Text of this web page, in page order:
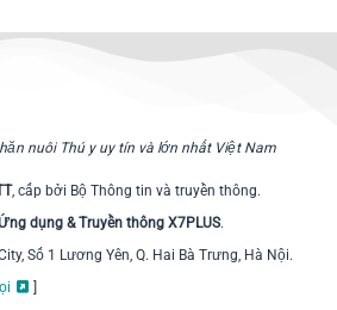
nuôi Thú y uy tín và lớn nhất Việt Nam
, cấp bởi Bộ Thông tin và truyền thông.
dụng & Truyền thông X7PLUS.
Số 1 Lương Yên, Q. Hai Bà Trưng, Hà Nội.